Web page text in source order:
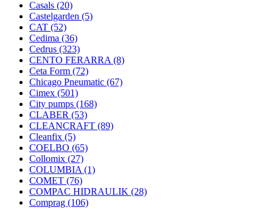
Casals (20)
Castelgarden (5)
CAT (52)
Cedima (36)
Cedrus (323)
CENTO FERARRA (8)
Ceta Form (72)
Chicago Pneumatic (67)
Cimex (501)
City pumps (168)
CLABER (53)
CLEANCRAFT (89)
Cleanfix (5)
COELBO (65)
Collomix (27)
COLUMBIA (1)
COMET (76)
COMPAC HIDRAULIK (28)
Comprag (106)